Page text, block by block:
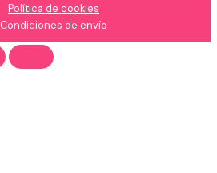
Política de cookies
Condiciones de envío